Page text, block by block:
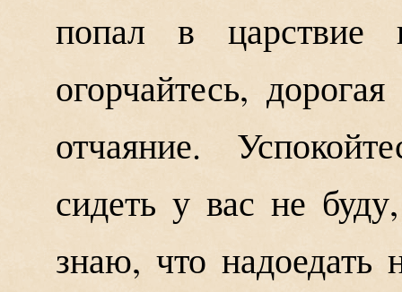
попал в царствие
огорчайтесь,
отчаяние.
сидеть у вас не
знаю, что надоедать